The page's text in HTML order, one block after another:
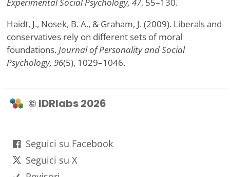
Experimental Social Psychology, 47, 55–130.
Haidt, J., Nosek, B. A., & Graham, J. (2009). Liberals and
conservatives rely on different sets of moral
foundations. Journal of Personality and Social
Psychology, 96(5), 1029–1046.
© IDRlabs 2026
Seguici su Facebook
Seguici su X